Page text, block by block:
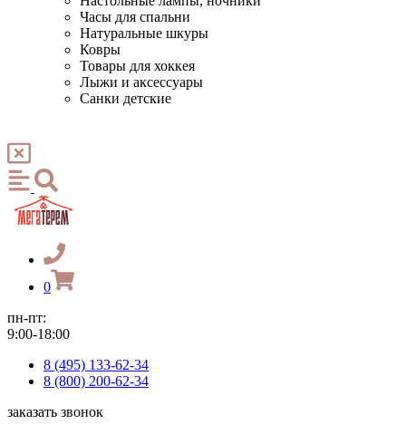
Часы для спальни
Натуральные шкуры
Ковры
Товары для хоккея
Лыжи и аксессуары
Санки детские
0
пн-пт:
9:00-18:00
8 (495) 133-62-34
8 (800) 200-62-34
заказать звонок